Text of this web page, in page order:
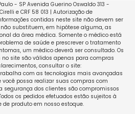
- SP Avenida Guerino Oswaldo 313 -
e CRF 58 013 | Autorização de
contidas neste site não devem ser
substituem, em hipótese alguma, as
da área médica. Somente o médico está
de saúde e prescrever o tratamento
um médico deverá ser consultado. Os
no site são válidos apenas para compras
consultar o site:
com as tecnologias mais avançadas
você possa realizar suas compras com
segurança dos clientes são compromissos
os pedidos efetuados estão sujeitos à
produto em nosso estoque.